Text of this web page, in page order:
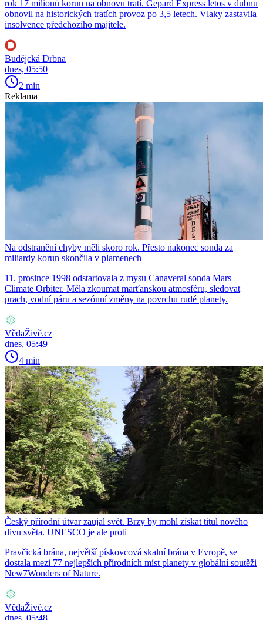
rok 17 milionů korun na obnovu tratí. Gepard Express letos v dubnu
obnovil na historických tratích provoz po 3,5 letech. Vlaky zastavila
insolvence předchozího majitele.
Budějcká Drbna
dnes, 05:50
2 min
Reklama
Na odstranění chyby měli skoro rok. Přesto nakonec sonda za
miliardy korun skončila v plamenech
11. prosince 1998 odstartovala z mysu Canaveral sonda Mars
Climate Orbiter. Měla zkoumat marťanskou atmosféru, sledovat
prach, vodní páru a sezónní změny na povrchu rudé planety.
VědaŽivě.cz
dnes, 05:49
4 min
Český přírodní útvar zaujal svět. Brzy by mohl získat titul nového
divu světa. UNESCO je ale proti
Pravčická brána, největší pískovcová skalní brána v Evropě, se
dostala mezi 77 nejlepších přírodních míst planety v globální soutěži
New7Wonders of Nature.
VědaŽivě.cz